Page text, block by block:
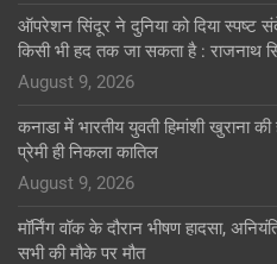
ऑपरेशन सिंदूर ने दुनिया को दिया स्पष्ट
किसी भी हद तक जा सकता है : राजनाथ
August 9, 2026
कनाडा में भारतीय युवती हिमांशी खुराना
प्रेमी ही निकला कातिल
August 9, 2026
मॉर्निंग वॉक के दौरान भीषण हादसा,
सभी की मौके पर मौत